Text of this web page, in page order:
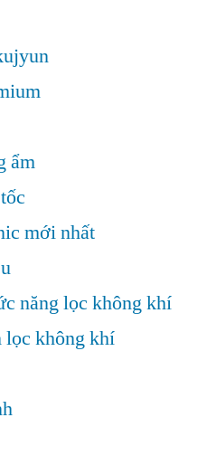
ẩm
mới nhất
năng lọc không khí
lọc không khí